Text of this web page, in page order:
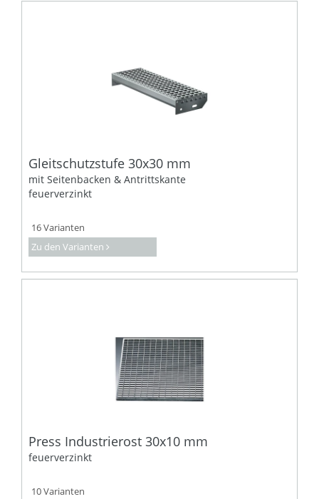
Gleitschutzstufe 30x30 mm
mit Seitenbacken & Antrittskante
feuerverzinkt
16 Varianten
Zu den Varianten
Press Industrierost 30x10 mm
feuerverzinkt
10 Varianten